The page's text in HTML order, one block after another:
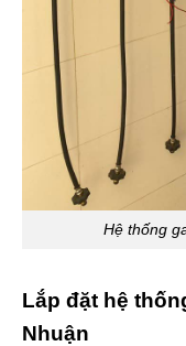
Hệ thống
Lắp đặt hệ
Nhuận